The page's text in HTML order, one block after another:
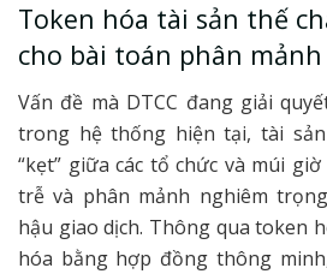
Token hóa tài sản thế
cho bài toán phân
Vấn đề mà DTCC đang giải
trong hệ thống hiện tại, tài
“kẹt” giữa các tổ chức và múi
trễ và phân mảnh nghiêm
hậu giao dịch. Thông qua token
hóa bằng hợp đồng thông